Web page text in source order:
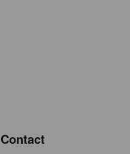
Contact